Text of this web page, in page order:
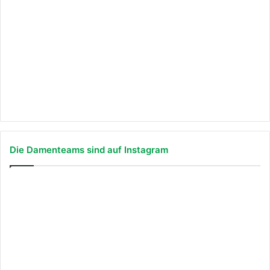
Die Damenteams sind auf Instagram